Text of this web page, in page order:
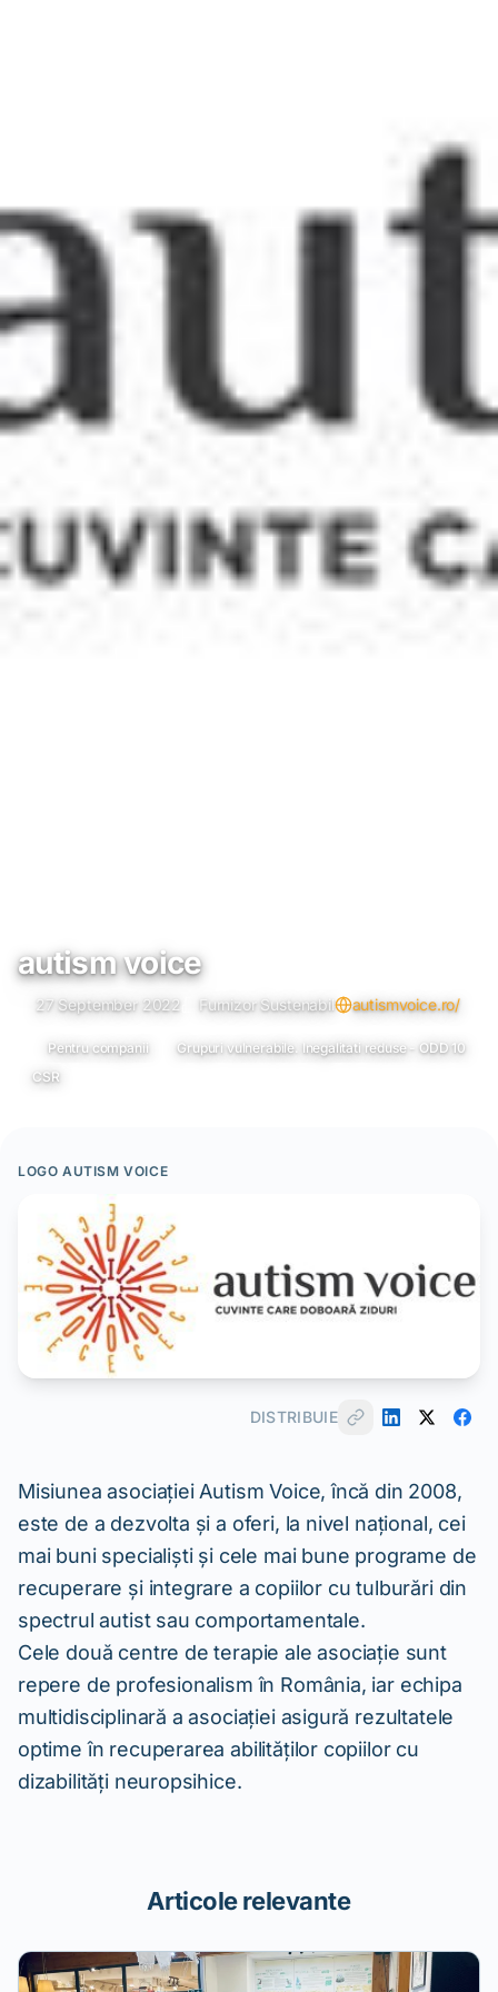
autism voice
27 September 2022 Furnizor Sustenabil autismvoice.ro/
Pentru companii
Grupuri vulnerabile. Inegalitati reduse - ODD 10
CSR
LOGO AUTISM VOICE
DISTRIBUIE
Misiunea asociației Autism Voice, încă din 2008,
este de a dezvolta și a oferi, la nivel național, cei
mai buni specialiști și cele mai bune programe de
recuperare și integrare a copiilor cu tulburări din
spectrul autist sau comportamentale.
Cele două centre de terapie ale asociație sunt
repere de profesionalism în România, iar echipa
multidisciplinară a asociației asigură rezultatele
optime în recuperarea abilităților copiilor cu
dizabilități neuropsihice.
Articole relevante